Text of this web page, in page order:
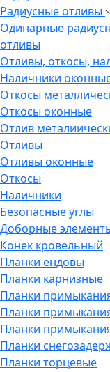
Радиусные отливы
Одинарные
отливы
Отливы, откосы,
Наличники
Откосы
Откосы оконные
Отлив
Отливы
Отливы оконные
Откосы
Наличники
Безопасные углы
Доборные
Конек кровельный
Планки ендовы
Планки карнизные
Планки
Планки
Планки
Планки
Планки торцевые